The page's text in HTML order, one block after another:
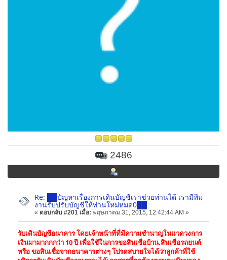
2486
Re: ██ปัญหาเรื่องการเดินบัญชีเราช่วยท่านได้ เรามีทึม
งานรับปรับบัญชีให้ท่านใหม่หมด0██
« ตอบกลับ #201 เมื่อ: พฤษภาคม 31, 2015, 12:42:44 AM »
รับเดินบัญชีธนาคาร โดยเจ้าหน้าที่ที่มีความชำนาญในแวดวงการ
เงินมามากกกว่า 10 ปี เพื่อใชัในการขอสินเชื่อบ้าน,สินเชื่อรถยนต์
หรือ ขอสินเชื่อจากธนาคารต่างๆ โปรดสบายใจได้ว่าลูกค้าที่ใช้